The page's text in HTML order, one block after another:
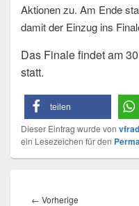
Aktionen zu. Am Ende
damit der Einzug ins
Das Finale findet am
statt.
teilen
Dieser Eintrag wurde von
ein Lesezeichen für den
← Vorherige